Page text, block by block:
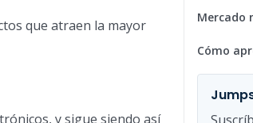
que atraen la mayor
y sigue siendo así
Mercado
Cómo